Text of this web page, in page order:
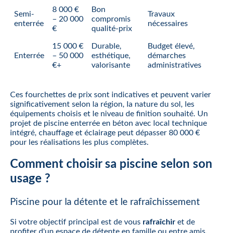
Semi-
enterrée
8 000 €
– 20 000
€
Bon
compromis
qualité-prix
Travaux
nécessaires
Enterrée
15 000 €
– 50 000
€+
Durable,
esthétique,
valorisante
Budget élevé,
démarches
administratives
Ces fourchettes de prix sont indicatives et peuvent varier
significativement selon la région, la nature du sol, les
équipements choisis et le niveau de finition souhaité. Un
projet de piscine enterrée en béton avec local technique
intégré, chauffage et éclairage peut dépasser 80 000 €
pour les réalisations les plus complètes.
Comment choisir sa piscine selon son
usage ?
Piscine pour la détente et le rafraîchissement
Si votre objectif principal est de vous rafraîchir et de
profiter d'un espace de détente en famille ou entre amis,